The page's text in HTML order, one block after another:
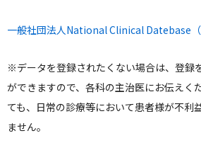
一般社団法人National Clinical Datebase
※データを登録されたくない場合は、登録
ができますので、各科の主治医にお伝えく
ても、日常の診療等において患者様が不利
ません。